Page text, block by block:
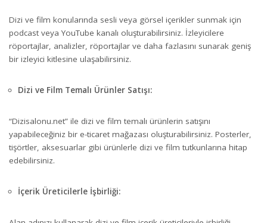
Dizi ve film konularında sesli veya görsel içerikler sunmak için
podcast veya YouTube kanalı oluşturabilirsiniz. İzleyicilere
röportajlar, analizler, röportajlar ve daha fazlasını sunarak geniş
bir izleyici kitlesine ulaşabilirsiniz.
Dizi ve Film Temalı Ürünler Satışı:
“Dizisalonu.net” ile dizi ve film temalı ürünlerin satışını
yapabileceğiniz bir e-ticaret mağazası oluşturabilirsiniz. Posterler,
tişörtler, aksesuarlar gibi ürünlerle dizi ve film tutkunlarına hitap
edebilirsiniz.
İçerik Üreticilerle İşbirliği: